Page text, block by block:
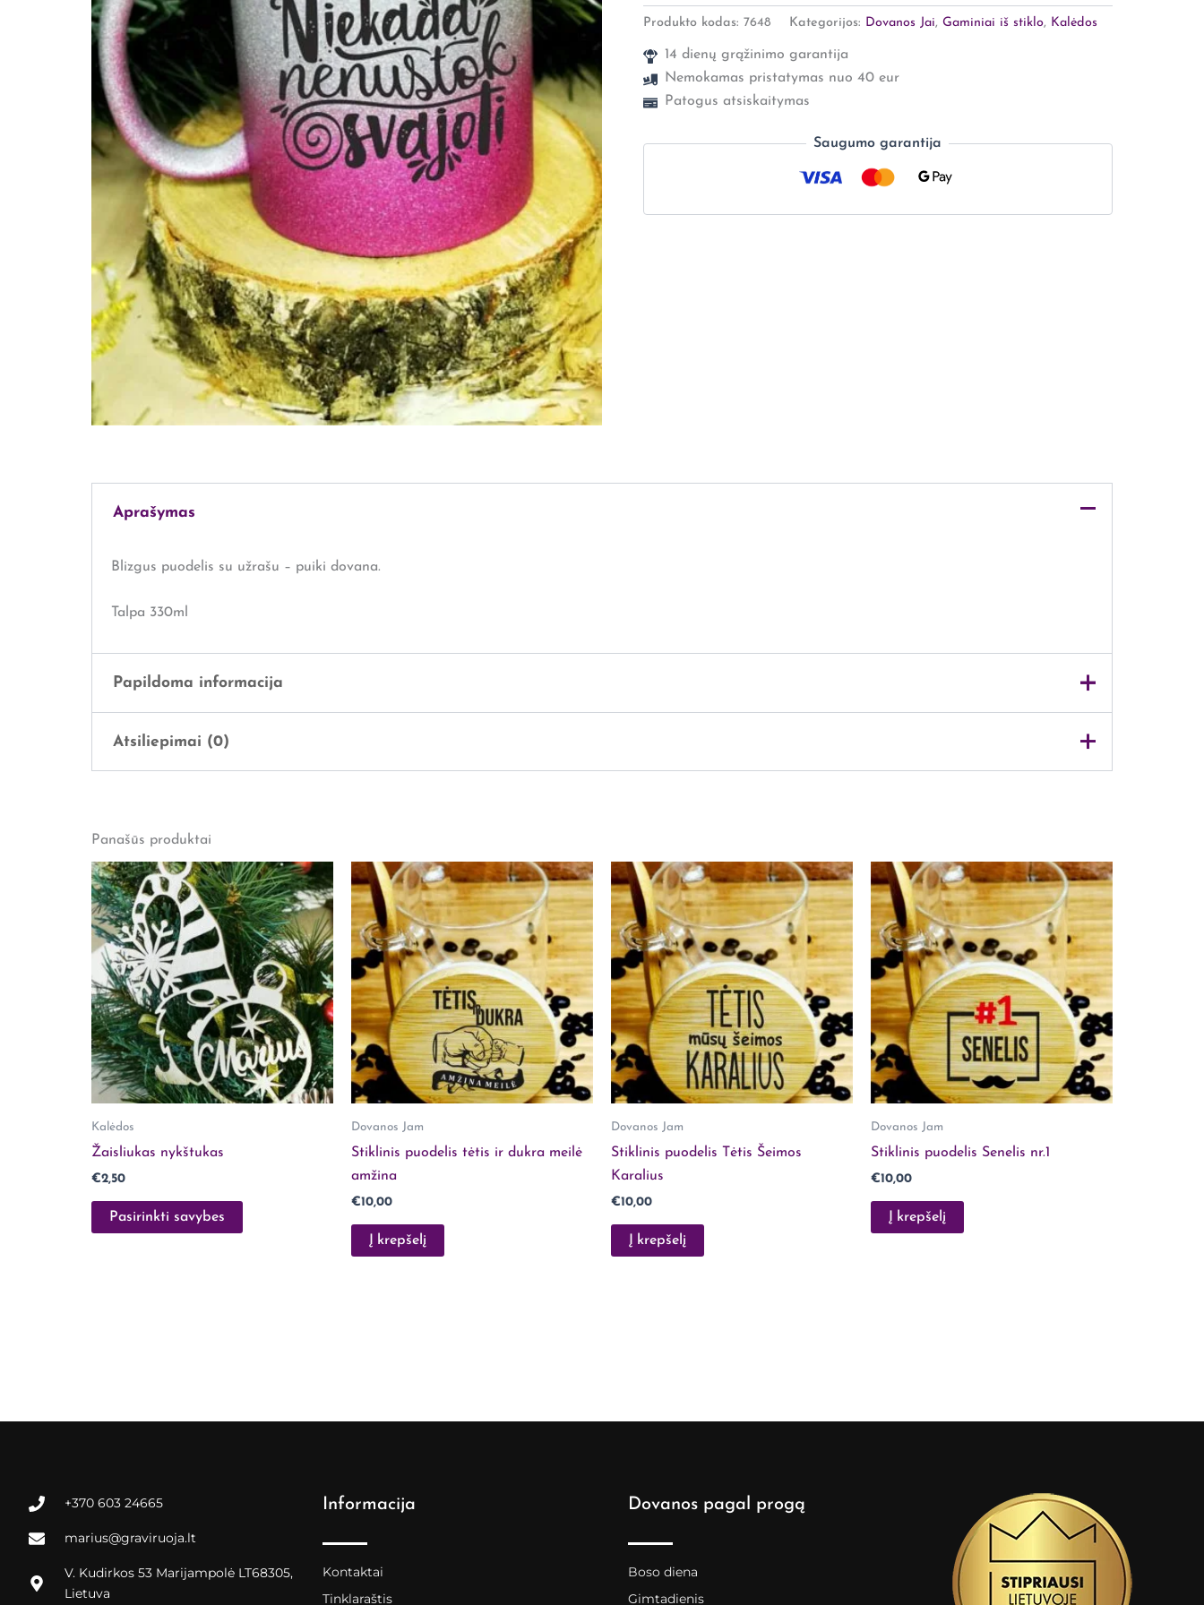
Produkto kodas: 7648 Kategorijos: Dovanos Jai, Gaminiai iš stiklo, Kalėdos
14 dienų grąžinimo garantija
Nemokamas pristatymas nuo 40 eur
Patogus atsiskaitymas
Saugumo garantija
Aprašymas
Blizgus puodelis su užrašu – puiki dovana.
Talpa 330ml
Papildoma informacija
Svoris
Atsiliepimai (0)
Rašyti atsiliepimą gali tik prisijungę pirkėjai, kurie yra įsigiję šį produktą.
Panašūs produktai
Kalėdos
Žaisliukas nykštukas
€2,50
Pasirinkti savybes
Dovanos Jam
Stiklinis puodelis tėtis ir dukra meilė
amžina
€10,00
Į krepšelį
Dovanos Jam
Stiklinis puodelis Tėtis Šeimos
Karalius
€10,00
Į krepšelį
Dovanos Jam
Stiklinis puodelis Senelis nr.1
€10,00
Į krepšelį
+370 603 24665
marius@graviruoja.lt
V. Kudirkos 53 Marijampolė LT68305,
Lietuva
Informacija
Kontaktai
Tinklaraštis
Dovanos pagal progą
Boso diena
Gimtadienis